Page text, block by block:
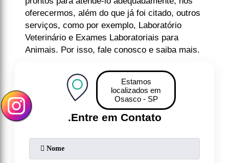
oferecermos, além do que já foi citado, outros
serviços, como por exemplo, Laboratório
Veterinário e Exames Laboratoriais para
Animais. Por isso, fale conosco e saiba mais.
.Entre em Contato
Estamos
localizados em
Osasco - SP